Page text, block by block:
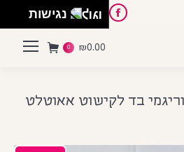
Facebook
Pinterest
Instagram
English
₪0.00
0
בד לקישוט אאוטלט
נגישות